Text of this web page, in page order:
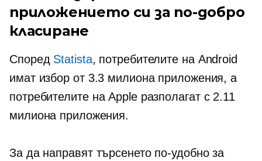
приложението си за по-добро
класиране
Според Statista, потребителите на Android
имат избор от 3.3 милиона приложения, а
потребителите на Apple разполагат с 2.11
милиона приложения.
За да направят търсенето по-удобно за